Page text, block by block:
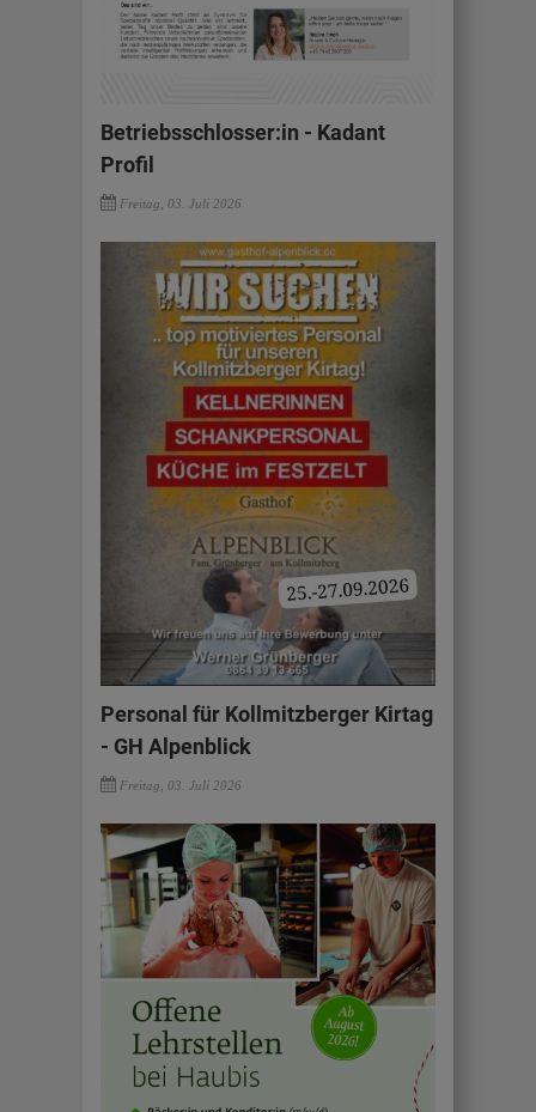
Betriebsschlosser:in - Kadant
Profil
Freitag, 03. Juli 2026
Personal für Kollmitzberger Kirtag
- GH Alpenblick
Freitag, 03. Juli 2026